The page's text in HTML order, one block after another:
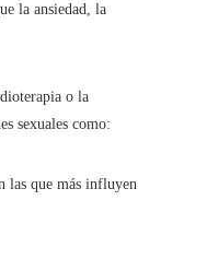
la ansiedad, la
o la
sexuales como:
las que más influyen